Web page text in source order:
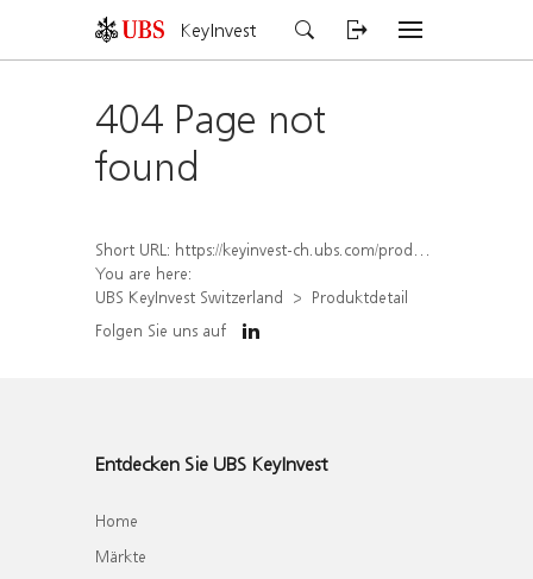
KeyInvest
404 Page not
found
Short URL: https://keyinvest-ch.ubs.com/produkt/detail/index/isin/CH1572303043
You are here:
UBS KeyInvest Switzerland
Produktdetail
Folgen Sie uns auf
Entdecken Sie UBS KeyInvest
Home
Märkte